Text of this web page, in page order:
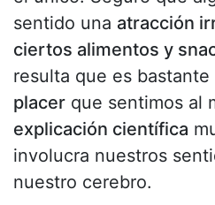
sentido una atracción
ciertos alimentos y
resulta que es
placer que sentimos al
explicación científica
involucra nuestros
nuestro cerebro.